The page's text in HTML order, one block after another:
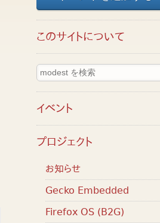
このサイトについて
イベント
プロジェクト
お知らせ
Gecko Embedded
Firefox OS (B2G)